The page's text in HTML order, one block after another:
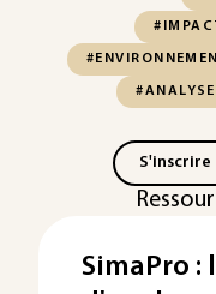
S'inscrire
SimaPro :